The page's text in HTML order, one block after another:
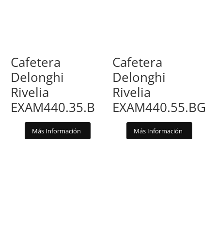
Cafetera
Delonghi
Rivelia
EXAM440.35.B
Más Información
Cafetera
Delonghi
Rivelia
EXAM440.55.BG
Más Información